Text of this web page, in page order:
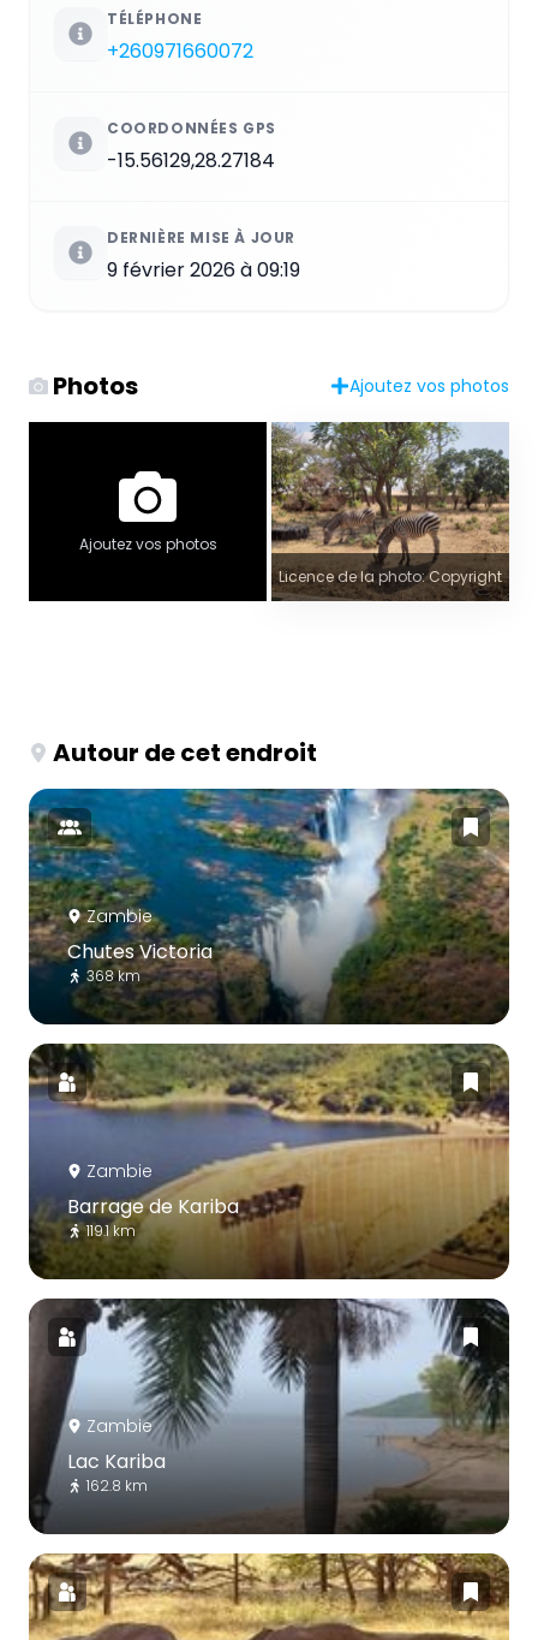
TÉLÉPHONE
+260971660072
COORDONNÉES GPS
-15.56129,28.27184
DERNIÈRE MISE À JOUR
9 février 2026 à 09:19
Photos Ajoutez vos photos
Ajoutez vos photos
Licence de la photo: Copyright
Autour de cet endroit
Zambie
Chutes Victoria
368 km
Zambie
Barrage de Kariba
119.1 km
Zambie
Lac Kariba
162.8 km